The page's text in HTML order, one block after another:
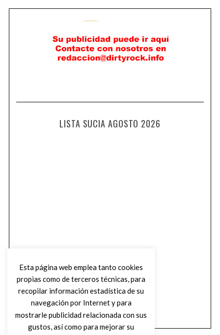
LISTA SUCIA AGOSTO 2026
Esta página web emplea tanto cookies
propias como de terceros técnicas, para
recopilar información estadística de su
navegación por Internet y para
mostrarle publicidad relacionada con sus
gustos, así como para mejorar su